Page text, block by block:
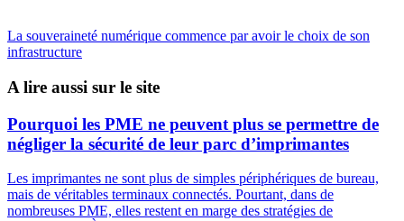
La souveraineté numérique commence par avoir le choix de son
infrastructure
A lire aussi sur le site
Pourquoi les PME ne peuvent plus se permettre de
négliger la sécurité de leur parc d’imprimantes
Les imprimantes ne sont plus de simples périphériques de bureau,
mais de véritables terminaux connectés. Pourtant, dans de
nombreuses PME, elles restent en marge des stratégies de